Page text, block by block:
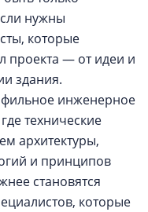
нужны
которые
проекта — от идеи и
здания.
инженерное
технические
архитектуры,
и принципов
становятся
которые